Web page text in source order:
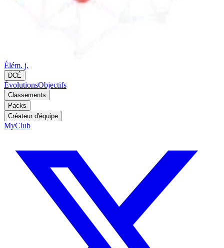
Élém. j.
DCÉ
ÉvolutionsObjectifs
Classements
Packs
Créateur d'équipe
MyClub